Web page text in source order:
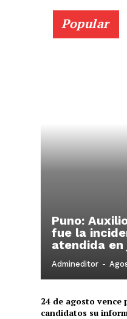
Popular
Puno:
fue la
atendida en
Admineditor -
24 de agosto vence
candidatos su